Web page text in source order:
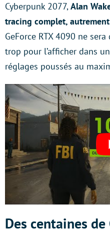
Cyberpunk 2077,Alan
tracing complet,
GeForce RTX 4090 ne
trop pour l’afficher dans
réglages poussés au
Des centaines de